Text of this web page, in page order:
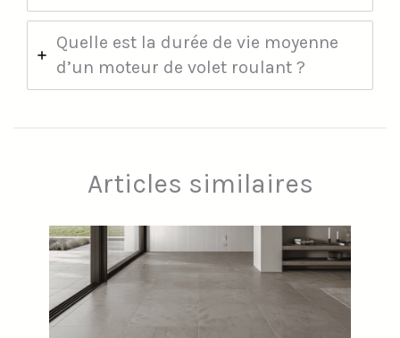
Quelle est la durée de vie moyenne
d’un moteur de volet roulant ?
Articles similaires